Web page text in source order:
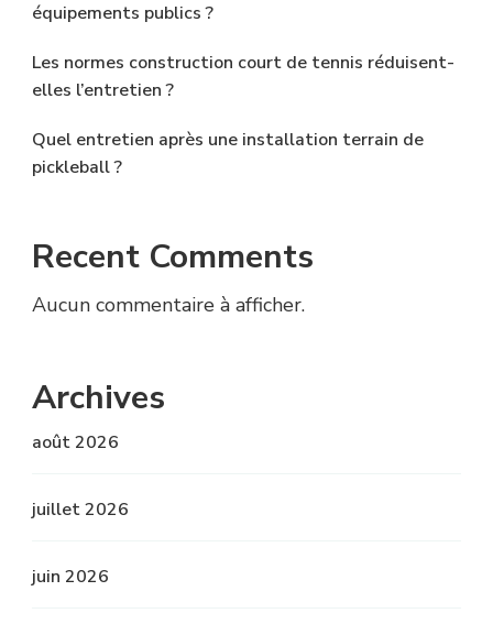
équipements publics ?
Les normes construction court de tennis réduisent-
elles l’entretien ?
Quel entretien après une installation terrain de
pickleball ?
Recent Comments
Aucun commentaire à afficher.
Archives
août 2026
juillet 2026
juin 2026